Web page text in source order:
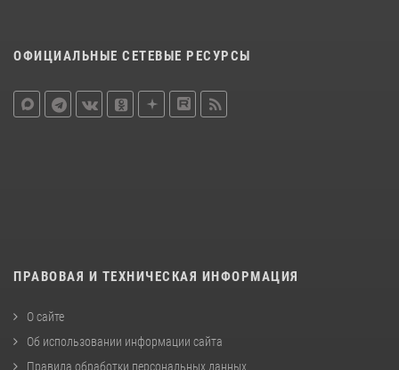
ОФИЦИАЛЬНЫЕ СЕТЕВЫЕ РЕСУРСЫ
ПРАВОВАЯ И ТЕХНИЧЕСКАЯ ИНФОРМАЦИЯ
О сайте
Об использовании информации сайта
Правила обработки персональных данных